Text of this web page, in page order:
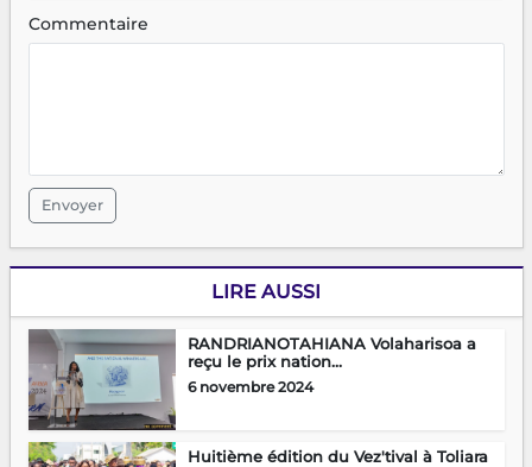
Commentaire
Envoyer
LIRE AUSSI
RANDRIANOTAHIANA Volaharisoa a
reçu le prix nation...
6 novembre 2024
Huitième édition du Vez'tival à Toliara